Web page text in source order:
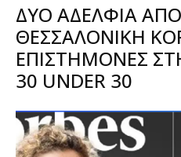
ΔΎΟ ΑΔΈΛΦΙΑ
ΘΕΣΣΑΛΟΝΊΚΗ
ΕΠΙΣΤΉΜΟΝΕΣ
30 UNDER 30